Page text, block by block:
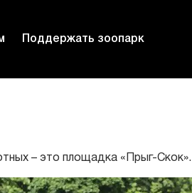
Поддержать зоопарк
– это площадка «Прыг-Скок».